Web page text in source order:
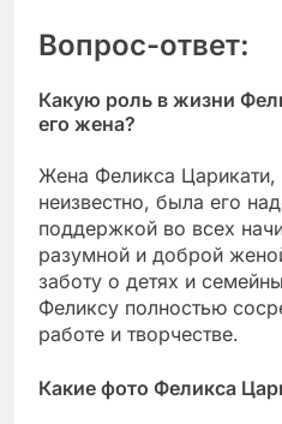
Вопрос-ответ:
Какую роль в жизни
его жена?
Жена Феликса
неизвестно, была его
поддержкой во всех
разумной и доброй
заботу о детях и
Феликсу полностью
работе и творчестве.
Какие фото Феликса